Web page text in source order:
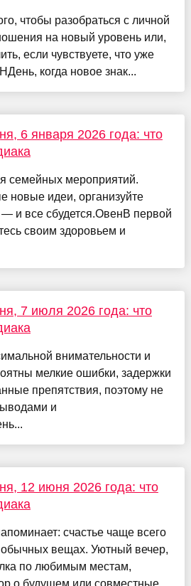
чтобы разобраться с личной
на новый уровень или,
если чувствуете, что уже
когда новое знак...
6 января 2026 года: что
семейных мероприятий.
новые идеи, организуйте
и все сбудется.ОвенВ первой
своим здоровьем и
7 июля 2026 года: что
внимательности и
мелкие ошибки, задержки
препятствия, поэтому не
и
12 июня 2026 года: что
счастье чаще всего
вещах. Уютный вечер,
по любимым местам,
о будущем или совместные